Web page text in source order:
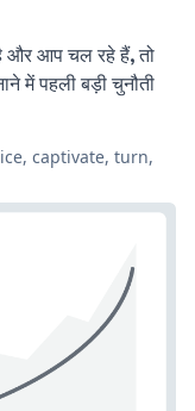
और आप चल रहे हैं, तो
में पहली बड़ी चुनौती
captivate, turn,